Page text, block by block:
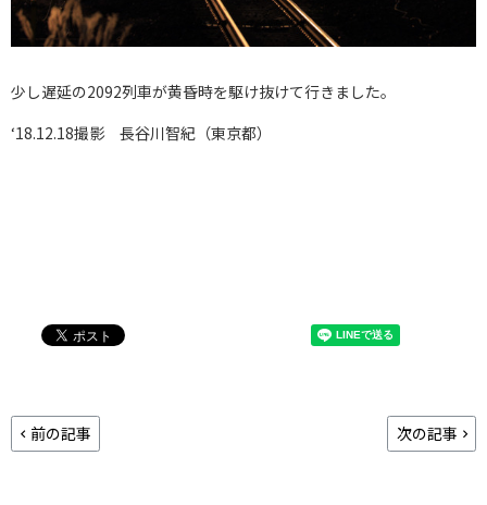
少し遅延の2092列車が黄昏時を駆け抜けて行きました。
‘18.12.18撮影 長谷川智紀（東京都）
前の記事 次の記事